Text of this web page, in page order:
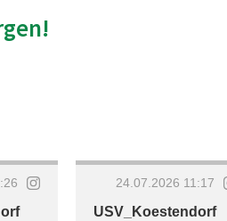
24.07.2026 11:17
USV_Koestendorf